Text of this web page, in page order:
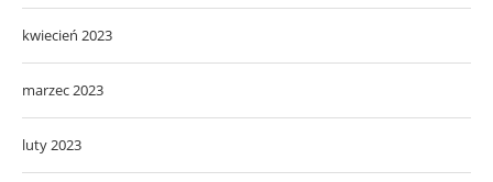
kwiecień 2023
marzec 2023
luty 2023